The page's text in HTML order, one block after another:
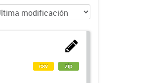
csv zip